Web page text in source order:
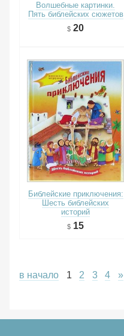
Волшебные картинки.
Пять библейских сюжетов
20
Библейские приключения:
Шесть библейских
историй
15
в начало 1 2 3 4 »